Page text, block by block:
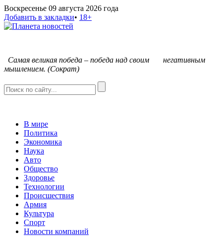
Воскресенье 09 августа 2026 года
Добавить в закладки• 18+
Самая великая победа – победа над своим негативным
мышлением. (Сократ)
В мире
Политика
Экономика
Наука
Авто
Общество
Здоровье
Технологии
Происшествия
Армия
Культура
Спорт
Новости компаний